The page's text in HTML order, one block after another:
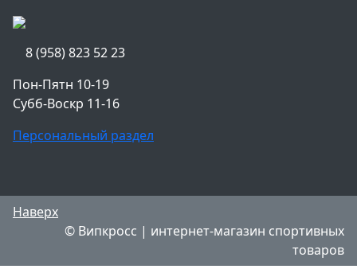
8 (958) 823 52 23
Пон-Пятн 10-19
Субб-Воскр 11-16
Персональный раздел
Наверх
© Випкросс | интернет-магазин спортивных
товаров